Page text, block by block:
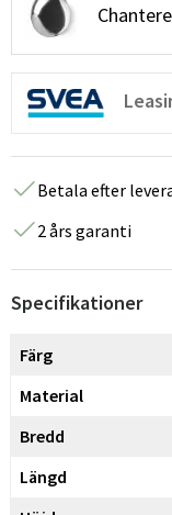
Betala efter
2 års garanti
Specifikationer
Färg
Material
Bredd
Längd